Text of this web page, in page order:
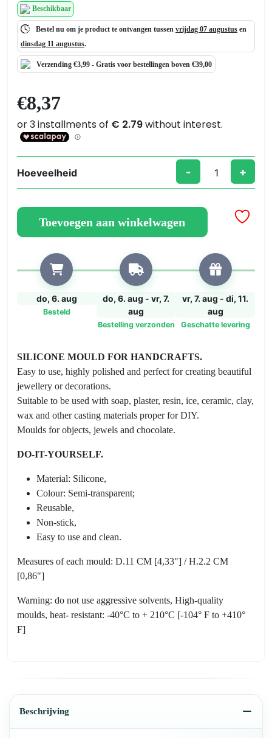
Beschikbaar
Bestel nu om je product te ontvangen tussen vrijdag 07 augustus en
dinsdag 11 augustus.
Verzending €3,99 - Gratis voor bestellingen boven €39,00
€8,37
Hoeveelheid
Octagonal
box
Silicone
mould
- +
Toevoegen aan winkelwagen
do, 6. aug
Besteld
do, 6. aug - vr, 7.
aug
Bestelling verzonden
vr, 7. aug - di, 11.
aug
Geschatte levering
SILICONE MOULD FOR HANDCRAFTS.
Easy to use, highly polished and perfect for creating beautiful
jewellery or decorations.
Suitable to be used with soap, plaster, resin, ice, ceramic, clay,
wax and other casting materials proper for DIY.
Moulds for objects, jewels and chocolate.
DO-IT-YOURSELF.
Material: Silicone,
Colour: Semi-transparent;
Reusable,
Non-stick,
Easy to use and clean.
Measures of each mould: D.11 CM [4,33"] / H.2.2 CM
[0,86"]
Warning: do not use aggressive solvents, High-quality
moulds, heat- resistant: -40°C to + 210°C [-104° F to +410°
F]
Beschrijving